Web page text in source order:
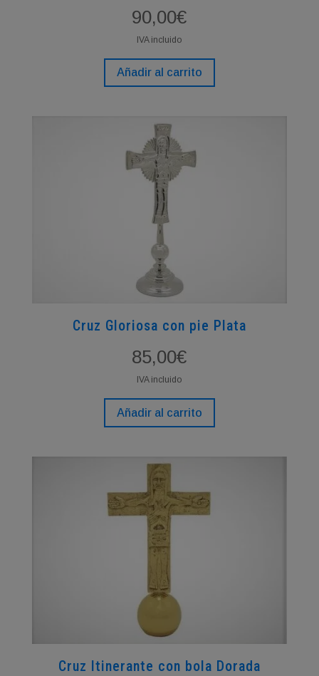
90,00€
IVA incluido
Añadir al carrito
Cruz Gloriosa con pie Plata
85,00€
IVA incluido
Añadir al carrito
Cruz Itinerante con bola Dorada